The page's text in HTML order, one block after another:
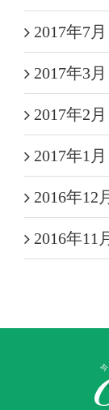
2017年7
2017年3
2017年2
2017年1
2016年12
2016年11